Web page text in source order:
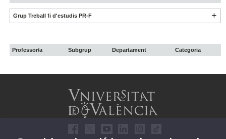
Grup Treball fi d'estudis PR-F
Professor/a Subgrup Departament Categoria